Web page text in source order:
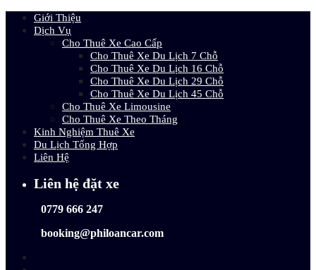
Giới Thiệu
Dịch Vụ
Cho Thuê Xe Cao Cấp
Cho Thuê Xe Du Lịch 7 Chỗ
Cho Thuê Xe Du Lịch 16 Chỗ
Cho Thuê Xe Du Lịch 29 Chỗ
Cho Thuê Xe Du Lịch 45 Chỗ
Cho Thuê Xe Limousine
Cho Thuê Xe Theo Tháng
Kinh Nghiệm Thuê Xe
Du Lịch Tổng Hợp
Liên Hệ
Liên hệ đặt xe
0779 666 247
booking@philoancar.com